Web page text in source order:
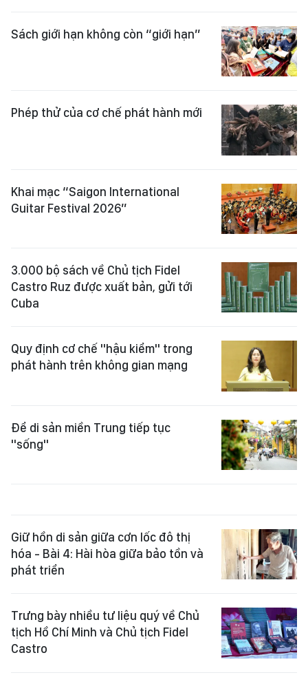
Sách giới hạn không còn “giới hạn”
Phép thử của cơ chế phát hành mới
Khai mạc “Saigon International
Guitar Festival 2026”
3.000 bộ sách về Chủ tịch Fidel
Castro Ruz được xuất bản, gửi tới
Cuba
Quy định cơ chế "hậu kiểm" trong
phát hành trên không gian mạng
Để di sản miền Trung tiếp tục
"sống"
Giữ hồn di sản giữa cơn lốc đô thị
hóa - Bài 4: Hài hòa giữa bảo tồn và
phát triển
Trưng bày nhiều tư liệu quý về Chủ
tịch Hồ Chí Minh và Chủ tịch Fidel
Castro